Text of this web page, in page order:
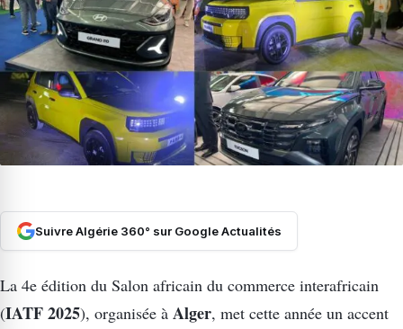
Suivre Algérie 360° sur Google Actualités
La 4e édition du Salon africain du commerce interafricain
(IATF 2025), organisée à Alger, met cette année un accent